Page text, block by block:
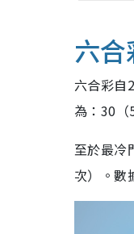
六
六合彩自
為：30
至於最冷
次）。數